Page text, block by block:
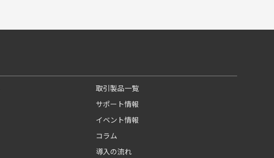
取引製品一覧
サポート情報
イベント情報
コラム
導入の流れ